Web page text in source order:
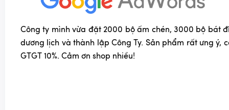
Công ty mình vừa đặt 2000 bộ ấm chén, 3000 bộ bát
dương lịch và thành lập Công Ty. Sản phẩm rất ưng ý,
GTGT 10%. Cảm ơn shop nhiều!